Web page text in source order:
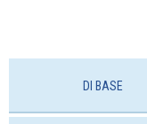
DI BASE